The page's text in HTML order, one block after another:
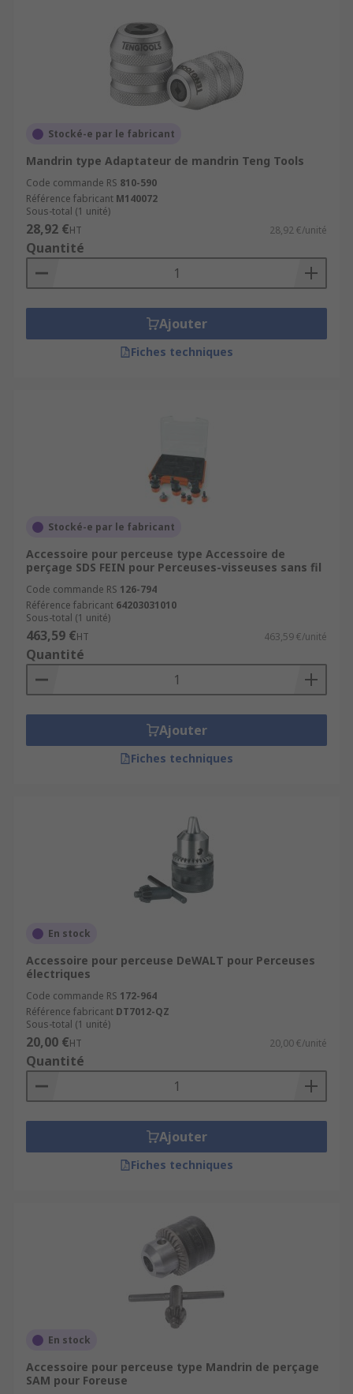
Stocké-e par le fabricant
Mandrin type Adaptateur de mandrin Teng Tools
Code commande RS 810-590
Référence fabricant M140072
Sous-total (1 unité)
28,92 €HT 28,92 €/unité
Quantité
Ajouter
Fiches techniques
Stocké-e par le fabricant
Accessoire pour perceuse type Accessoire de
perçage SDS FEIN pour Perceuses-visseuses sans fil
Code commande RS 126-794
Référence fabricant 64203031010
Sous-total (1 unité)
463,59 €HT 463,59 €/unité
Quantité
Ajouter
Fiches techniques
En stock
Accessoire pour perceuse DeWALT pour Perceuses
électriques
Code commande RS 172-964
Référence fabricant DT7012-QZ
Sous-total (1 unité)
20,00 €HT 20,00 €/unité
Quantité
Ajouter
Fiches techniques
En stock
Accessoire pour perceuse type Mandrin de perçage
SAM pour Foreuse